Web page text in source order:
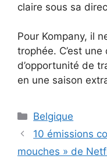
claire sous sa
Pour Kompany, il
trophée. C’est
d’opportunité de
en une saison
Catégories
Belgique
10 émissions
mouches » de